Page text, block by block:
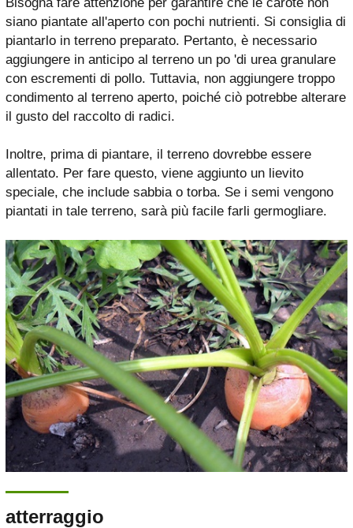
siano piantate all'aperto con pochi nutrienti. Si consiglia di
piantarlo in terreno preparato. Pertanto, è necessario
aggiungere in anticipo al terreno un po 'di urea granulare
con escrementi di pollo. Tuttavia, non aggiungere troppo
condimento al terreno aperto, poiché ciò potrebbe alterare
il gusto del raccolto di radici.
Inoltre, prima di piantare, il terreno dovrebbe essere
allentato. Per fare questo, viene aggiunto un lievito
speciale, che include sabbia o torba. Se i semi vengono
piantati in tale terreno, sarà più facile farli germogliare.
atterraggio